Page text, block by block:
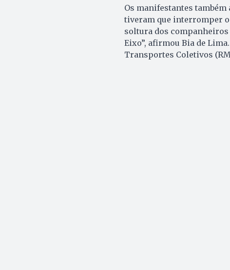
Os manifestantes também
tiveram que interromper o
soltura dos
Eixo”, afirmou Bia de
Transportes Coletivos